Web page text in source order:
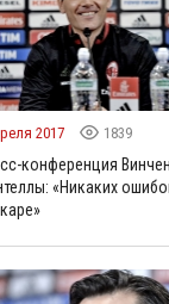
2017 1839
конференция
«Никаких